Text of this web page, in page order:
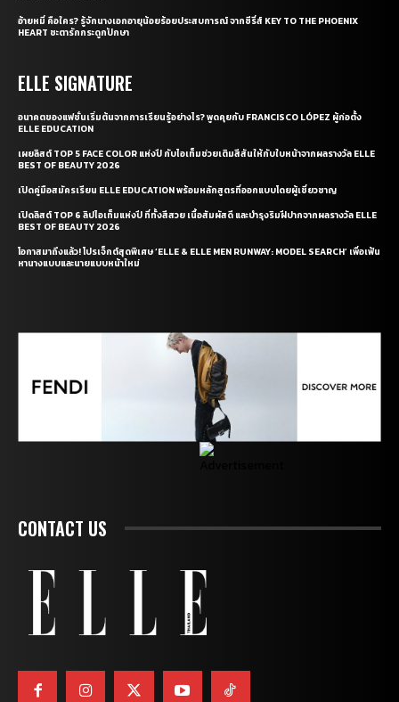
อ้ายหมี่ คือใคร? รู้จักนางเอกอายุน้อยร้อยประสบการณ์ จากซีรี่ส์ KEY TO THE PHOENIX
HEART ชะตารักกระดูกปักษา
ELLE SIGNATURE
อนาคตของแฟชั่นเริ่มต้นจากการเรียนรู้อย่างไร? พูดคุยกับ FRANCISCO LÓPEZ ผู้ก่อตั้ง
ELLE EDUCATION
เผยลิสต์ TOP 5 FACE COLOR แห่งปี กับไอเท็มช่วยเติมสีสันให้กับใบหน้าจากผลรางวัล ELLE
BEST OF BEAUTY 2026
เปิดคู่มือสมัครเรียน ELLE EDUCATION พร้อมหลักสูตรที่ออกแบบโดยผู้เชี่ยวชาญ
เปิดลิสต์ TOP 6 ลิปไอเท็มแห่งปี ที่ทั้งสีสวย เนื้อสัมผัสดี และบำรุงริมฝีปากจากผลรางวัล ELLE
BEST OF BEAUTY 2026
โอกาสมาถึงแล้ว! โปรเจ็กต์สุดพิเศษ ‘ELLE & ELLE MEN RUNWAY: MODEL SEARCH’ เพื่อเฟ้น
หานางแบบและนายแบบหน้าใหม่
CONTACT US